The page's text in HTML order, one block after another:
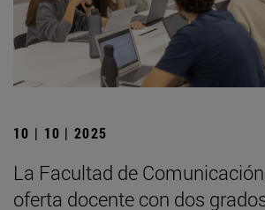
10 | 10 | 2025
La Facultad de
oferta docente con dos